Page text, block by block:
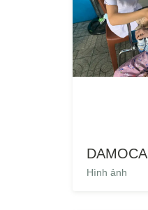
DAMOCA
Hình ảnh